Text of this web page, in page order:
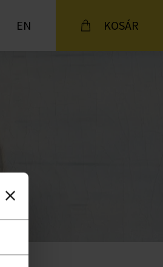
KOSÁR
EN